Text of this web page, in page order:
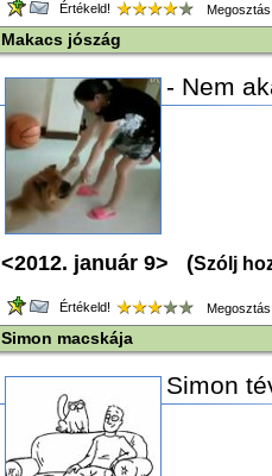
Értékeld!
Makacs jószág
- Nem
<2012. január 9> (Szólj
Értékeld!
Simon macskája
Simon